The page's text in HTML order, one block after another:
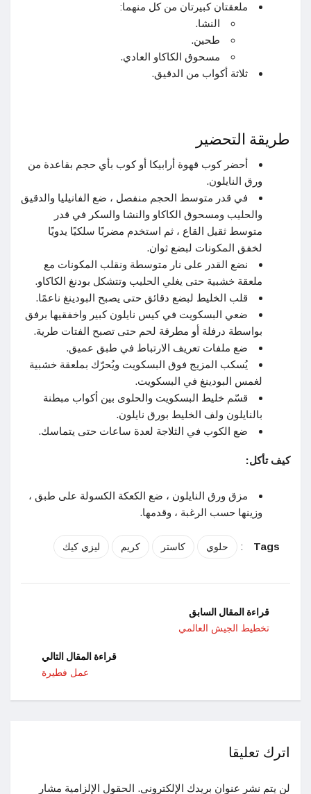
ملعقتان كبيرتان من كل منهما:
النشا.
طحين.
مسحوق الكاكاو العادي.
ثلاثة أكواب من الدقيق.
طريقة التحضير
أحضر كوب قهوة أرابيكا أو كوب بأي حجم بقاعدة من
ورق النايلون.
في قدر متوسط ​​الحجم منفصل ، ضع الفانيليا والدقيق
والحليب ومسحوق الكاكاو والنشا والسكر في قدر
متوسط ​​ثقيل القاع ، ثم استخدم مضربًا سلكيًا يدويًا
لخفق المكونات لبضع ثوان.
نضع القدر على نار متوسطة ونقلب المكونات مع
ملعقة خشبية حتى يغلي الحليب وتتشكل بودنغ الكاكاو.
قلب الخليط لبضع دقائق حتى يصبح البودينغ ناعمًا.
ضعي البسكويت في كيس نايلون كبير واخفقيها برفق
بواسطة درفلة أو مطرقة لحم حتى تصبح الفتات طرية.
ضع ملفات تعريف الارتباط في طبق عميق.
يُسكب المزيج فوق البسكويت ويُحرّك بملعقة خشبية
لغمس البودينغ في البسكويت.
قسّم خليط البسكويت والحلوى بين أكواب مبطنة
بالنايلون ولف الخليط بورق نايلون.
ضع الكوب في الثلاجة لعدة ساعات حتى يتماسك.
كيف تأكل:
مزق ورق النايلون ، ضع الكعكة الكسولة على طبق ،
وزينها حسب الرغبة ، وقدمها.
Tags
: حلوي كاستر كريم ليزي كيك
قراءة المقال السابق
تخطيط الجيش العالمي
قراءة المقال التالي
عمل فطيرة
اترك تعليقا
لن يتم نشر عنوان بريدك الإلكتروني. الحقول الإلزامية مشار